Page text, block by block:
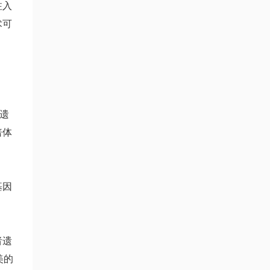
可
体
遗
的